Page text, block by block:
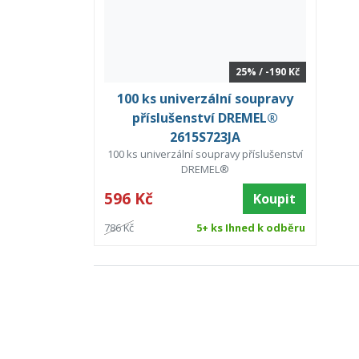
25% / -190 Kč
100 ks univerzální soupravy
příslušenství DREMEL®
2615S723JA
100 ks univerzální soupravy příslušenství
DREMEL®
596 Kč Koupit
786 Kč 5+ ks Ihned k odběru